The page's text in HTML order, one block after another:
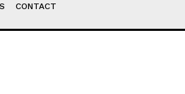
CONTACT